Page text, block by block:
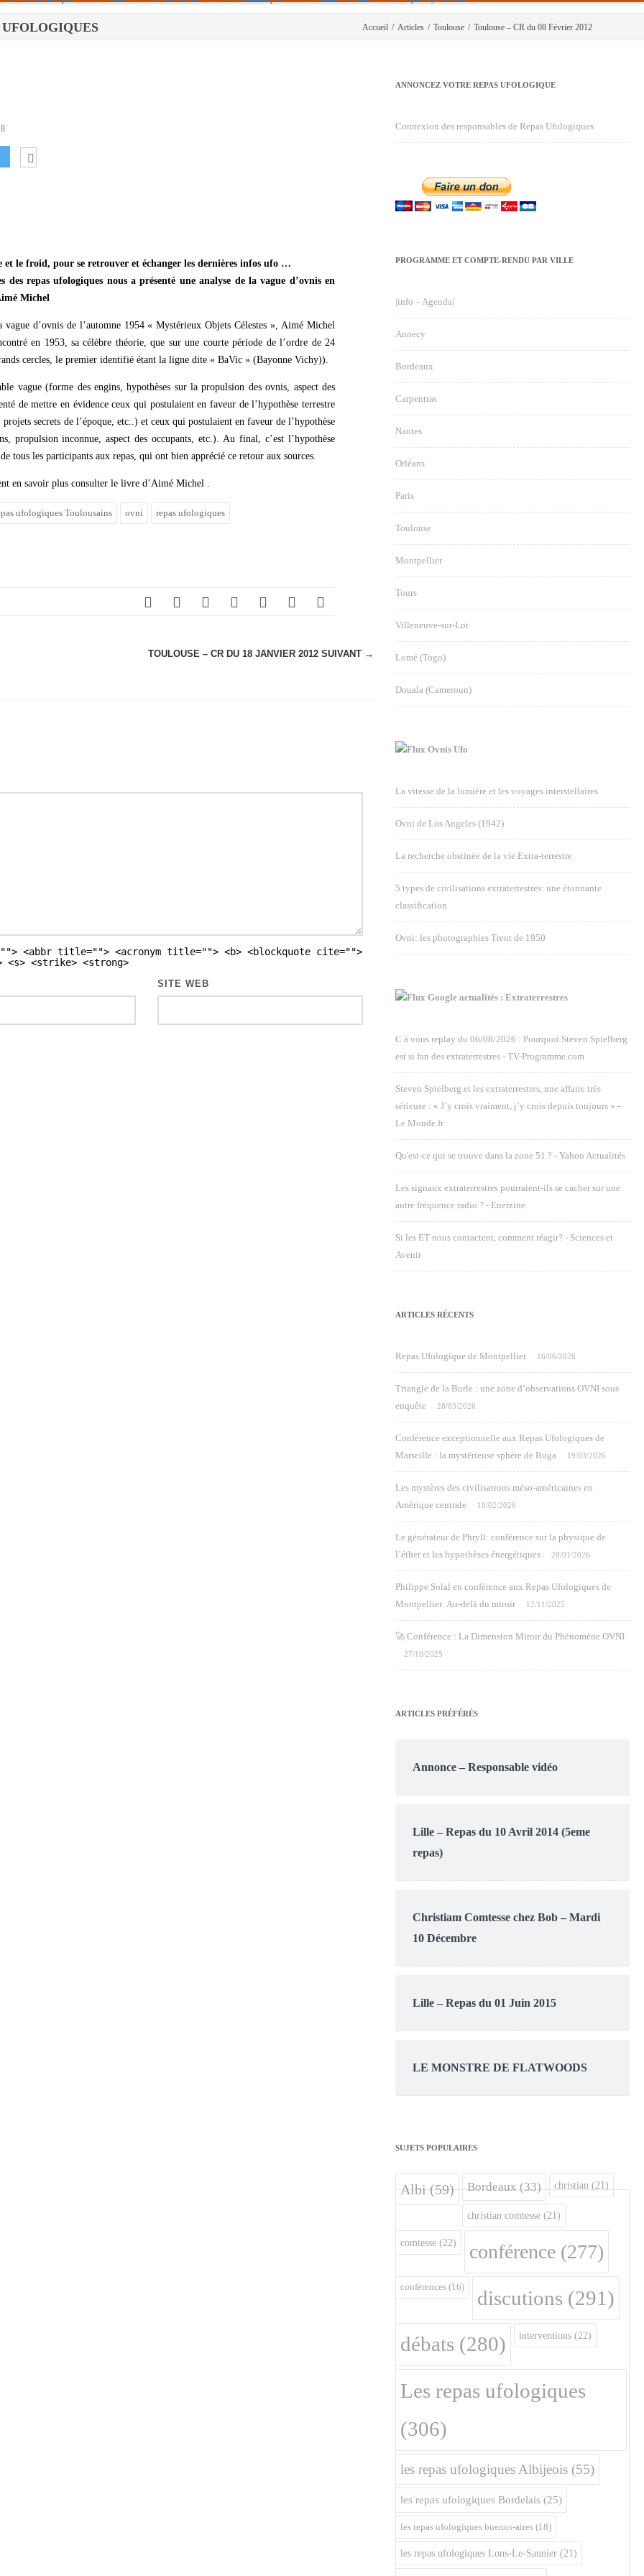
UFOLOGIQUES Accueil / Articles / Toulouse / Toulouse – CR du 08 Février 2012
et le froid, pour se retrouver et échanger les dernières infos ufo …
repas ufologiques nous a présenté une analyse de la vague d’ovnis en
Michel
d’ovnis de l’automne 1954 « Mystérieux Objets Célestes », Aimé Michel
en 1953, sa célèbre théorie, que sur une courte période de l’ordre de 24
cercles, le premier identifié étant la ligne dite « BaVic » (Bayonne Vichy)).
vague (forme des engins, hypothèses sur la propulsion des ovnis, aspect des
de mettre en évidence ceux qui postulaient en faveur de l’hypothèse terrestre
secrets de l’époque, etc..) et ceux qui postulaient en faveur de l’hypothèse
propulsion inconnue, aspect des occupants, etc.). Au final, c’est l’hypothèse
tous les participants aux repas, qui ont bien apprécié ce retour aux sources.
en savoir plus consulter le livre d’Aimé Michel .
ufologiques Toulousains ovni repas ufologiques
TOULOUSE – CR DU 18 JANVIER 2012 SUIVANT →
<abbr title=""> <acronym title=""> <b> <blockquote cite="">
<s> <strike> <strong>
SITE WEB
ANNONCEZ VOTRE REPAS UFOLOGIQUE
Connexion des responsables de Repas Ufologiques
PROGRAMME ET COMPTE-RENDU PAR VILLE
|info – Agenda|
Annecy
Bordeaux
Carpentras
Nantes
Orléans
Paris
Toulouse
Montpellier
Tours
Villeneuve-sur-Lot
Lomé (Togo)
Douala (Cameroun)
Ovnis Ufo
La vitesse de la lumière et les voyages interstellaires
Ovni de Los Angeles (1942)
La recherche obstinée de la vie Extra-terrestre
5 types de civilisations extraterrestres: une étonnante
classification
Ovni: les photographies Trent de 1950
Google actualités : Extraterrestres
C à vous replay du 06/08/2026 : Pourquoi Steven Spielberg
est si fan des extraterrestres - TV-Programme.com
Steven Spielberg et les extraterrestres, une affaire très
sérieuse : « J’y crois vraiment, j’y crois depuis toujours » -
Le Monde.fr
Qu'est-ce qui se trouve dans la zone 51 ? - Yahoo Actualités
Les signaux extraterrestres pourraient-ils se cacher sur une
autre fréquence radio ? - Enerzine
Si les ET nous contactent, comment réagir? - Sciences et
Avenir
ARTICLES RÉCENTS
Repas Ufologique de Montpellier 16/06/2026
Triangle de la Burle : une zone d’observations OVNI sous
enquête
28/03/2026
Conférence exceptionnelle aux Repas Ufologiques de
Marseille : la mystérieuse sphère de Buga
19/03/2026
Les mystères des civilisations méso-américaines en
Amérique centrale
10/02/2026
Le générateur de Phryll: conférence sur la physique de
l’éther et les hypothèses énergétiques
28/01/2026
Philippe Solal en conférence aux Repas Ufologiques de
Montpellier: Au-delà du miroir
12/11/2025
🚀 Conférence : La Dimension Miroir du Phénomène OVNI
27/10/2025
ARTICLES PRÉFÉRÉS
Annonce – Responsable vidéo
Lille – Repas du 10 Avril 2014 (5eme
repas)
Christiam Comtesse chez Bob – Mardi
10 Décembre
Lille – Repas du 01 Juin 2015
LE MONSTRE DE FLATWOODS
SUJETS POPULAIRES
Albi(59) Bordeaux(33) christian (21)
christian comtesse (21)
comtesse (22) conférence (277)
conférences (16) discutions (291)
débats (280) interventions (22)
Les repas ufologiques
(306)
les repas ufologiques Albijeois (55)
les repas ufologiques Bordelais (25)
les repas ufologiques buenos-aires (18)
les repas ufologiques Lons-Le-Saunier (21)